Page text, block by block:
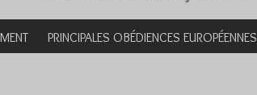
PRINCIPALES OBÉDIENCES EUROPÉENNES